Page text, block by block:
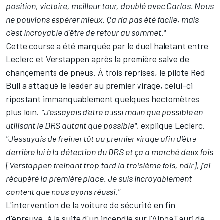
position, victoire, meilleur tour, doublé avec Carlos. Nous
ne pouvions espérer mieux. Ça n'a pas été facile, mais
c'est incroyable d'être de retour au sommet."
Cette course a été marquée par le duel haletant entre
Leclerc et Verstappen après la première salve de
changements de pneus. À trois reprises, le pilote Red
Bull a attaqué le leader au premier virage, celui-ci
ripostant immanquablement quelques hectomètres
plus loin. "J'essayais d'être aussi malin que possible en
utilisant le DRS autant que possible", explique Leclerc.
"J'essayais de freiner tôt au premier virage afin d'être
derrière lui à la détection du DRS et ça a marché deux fois
[Verstappen freinant trop tard la troisième fois, ndlr], j'ai
récupéré la première place. Je suis incroyablement
content que nous ayons réussi."
L'intervention de la voiture de sécurité en fin